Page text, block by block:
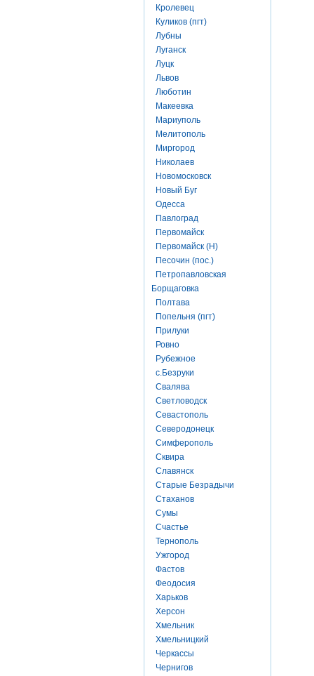
Кролевец
Куликов (пгт)
Лубны
Луганск
Луцк
Львов
Люботин
Макеевка
Мариуполь
Мелитополь
Миргород
Николаев
Новомосковск
Новый Буг
Одесса
Павлоград
Первомайск
Первомайск (Н)
Песочин (пос.)
Петропавловская
Борщаговка
Полтава
Попельня (пгт)
Прилуки
Ровно
Рубежное
с.Безруки
Свалява
Светловодск
Севастополь
Северодонецк
Симферополь
Сквира
Славянск
Старые Безрадычи
Стаханов
Сумы
Счастье
Тернополь
Ужгород
Фастов
Феодосия
Харьков
Херсон
Хмельник
Хмельницкий
Черкассы
Чернигов